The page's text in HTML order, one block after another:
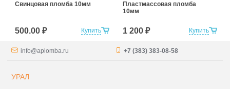
Купить
Свинцовая пломба 10мм
500.00 ₽ Купить
Пластмассовая пломба
10мм
1 200 ₽
info@aplomba.ru +7 (383) 383-08-58
УРАЛ